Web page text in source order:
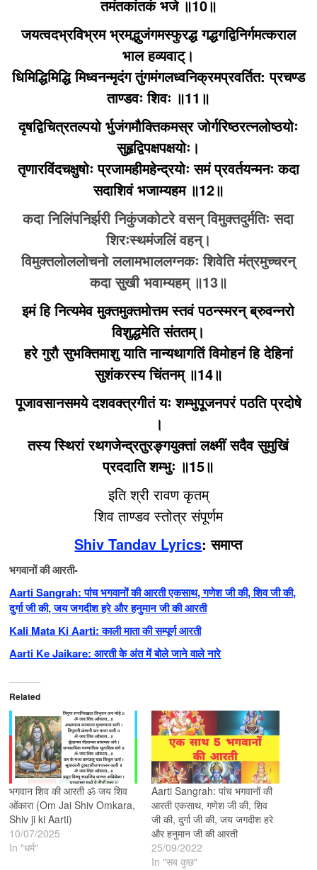
तमंतकांतकं भजे ॥10॥
जयत्वदभ्रविभ्रम भ्रमद्भुजंगमस्फुरद्ध गद्धगद्विनिर्गमत्कराल
भाल हव्यवाट्।
धिमिद्धिमिद्धि मिध्वनन्मृदंग तुंगमंगलध्वनिक्रमप्रवर्तित: प्रचण्ड
ताण्डवः शिवः ॥11॥
दृषद्विचित्रतल्पयो र्भुजंगमौक्तिकमस्र जोर्गरिष्ठरत्नलोष्ठयोः
सुहृद्विपक्षपक्षयोः।
तृणारविंदचक्षुषोः प्रजामहीमहेन्द्रयोः समं प्रवर्तयन्मनः कदा
सदाशिवं भजाम्यहम ॥12॥
कदा निलिंपनिर्झरी निकुंजकोटरे वसन्‌ विमुक्तदुर्मतिः सदा
शिरःस्थमंजलिं वहन्‌।
विमुक्तलोललोचनो ललामभाललग्नकः शिवेति मंत्रमुच्चरन्‌
कदा सुखी भवाम्यहम्‌ ॥13॥
इमं हि नित्यमेव मुक्तमुक्तमोत्तम स्तवं पठन्स्मरन्‌ ब्रुवन्नरो
विशुद्धमेति संततम्‌।
हरे गुरौ सुभक्तिमाशु याति नान्यथागतिं विमोहनं हि देहिनां
सुशंकरस्य चिंतनम् ॥14॥
पूजावसानसमये दशवक्त्रगीतं यः शम्भुपूजनपरं पठति प्रदोषे
।
तस्य स्थिरां रथगजेन्द्रतुरङ्गयुक्तां लक्ष्मीं सदैव सुमुखिं
प्रददाति शम्भुः ॥15॥
इति श्री रावण कृतम्
शिव ताण्डव स्तोत्र संपूर्णम
Shiv Tandav Lyrics: समाप्त
भगवानों की आरती-
Aarti Sangrah: पांच भगवानों की आरती एकसाथ, गणेश जी की, शिव जी की,
दुर्गा जी की, जय जगदीश हरे और हनुमान जी की आरती
Kali Mata Ki Aarti: काली माता की सम्पूर्ण आरती
Aarti Ke Jaikare: आरती के अंत में बोले जाने वाले नारे
Related
भगवान शिव की आरती ॐ जय शिव
ओंकारा (Om Jai Shiv Omkara,
Shiv ji ki Aarti)
10/07/2025
In "धर्म"
Aarti Sangrah: पांच भगवानों की
आरती एकसाथ, गणेश जी की, शिव
जी की, दुर्गा जी की, जय जगदीश हरे
और हनुमान जी की आरती
25/09/2022
In "सब कुछ"